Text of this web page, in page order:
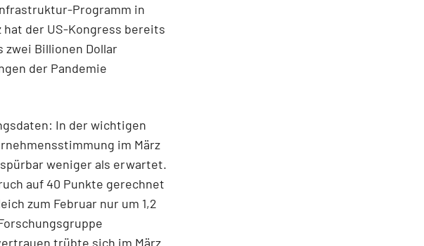
Programm in
hat der US-Kongress bereits
zwei Billionen Dollar
der Pandemie
In der wichtigen
im März
weniger als erwartet.
auf 40 Punkte gerechnet
zum Februar nur um 1,2
trübte sich im März